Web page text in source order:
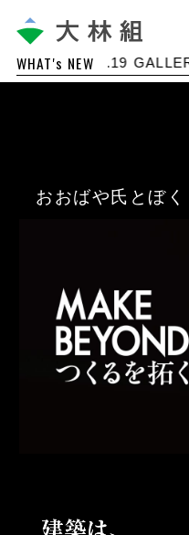
WHAT's NEW
2025.12.19 GALLERY
おおばや氏とぼ